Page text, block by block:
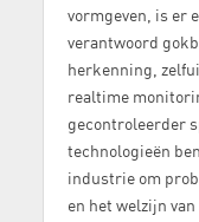
vormgeven, is er
verantwoord
herkenning,
realtime
gecontroleerder
technologieën
industrie om
en het welzijn